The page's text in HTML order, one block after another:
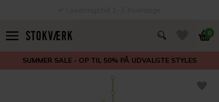
0
SUMMER SALE - OP TIL 50% PÅ UDVALGTE STYLES